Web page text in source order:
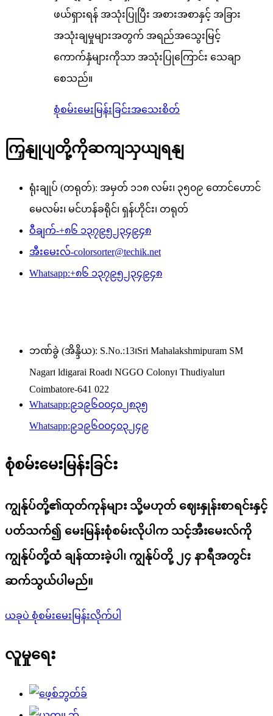
ဖယ်ရှားရန် အသုံးပြုပြီး အစားအစာနှင့် အခြား
အသုံးချမှုများအတွက် အရည်အသွေးမြင့်
ကောက်နှံများကိုသာ အသုံးပြုကြောင်း သေချာ
စေသည်။
စုံစမ်းမေးမြန်းခြင်းအသေးစိတ်
ကြှနျုပျတို့ကိုဆကျသှယျရနျ
ရုံးချုပ် (တရုတ်): အမှတ် ၁၁၈ လမ်း၊ ၃၅၀၉ တောင်ဟောင်
မေလမ်း၊ မင်ဟန်ခရိုင်၊ ရှန်ဟိုင်း၊ တရုတ်
ဝီချက်-+၈၆ ၁၃၇၉၅၂၃၄၉၄၈
အီးမေးလ်-colorsorter@techik.net
Whatsapp:+၈၆ ၁၃၇၉၅၂၃၄၉၄၈
ဘဏ်ခွဲ (အိန္ဒိယ): S.No.:13၊Sri Mahalakshmipuram SM
Nagar၊ ldigarai Road၊ NGGO Colony၊ Thudiyalur၊
Coimbatore-641 022
Whatsapp:၉၁၉၆၀၀၄၀၂၈၃၅
Whatsapp:၉၁၉၆၀၀၄၀၃၂၄၉
စုံစမ်းမေးမြန်းခြင်း
ကျွန်ုပ်တို့၏ထုတ်ကုန်များ သို့မဟုတ် ဈေးနှုန်းစာရင်းနှင့်
ပတ်သက်၍ မေးမြန်းစုံစမ်းလိုပါက သင့်အီးမေးလ်ကို
ကျွန်ုပ်တို့ထံ ချန်ထားခဲ့ပါ၊ ကျွန်ုပ်တို့ ၂၄ နာရီအတွင်း
ဆက်သွယ်ပါမည်။
ယခုပဲ စုံစမ်းမေးမြန်းလိုက်ပါ
လူမှုရေး